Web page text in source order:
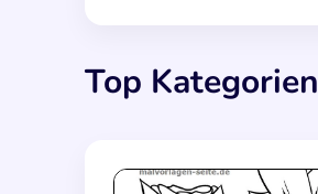
Top Kategorien